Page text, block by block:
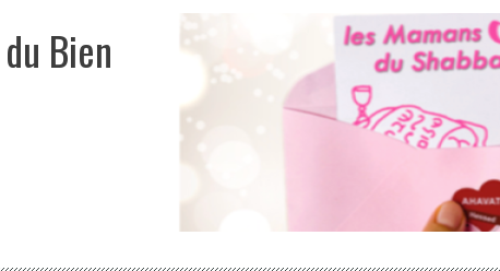
Bien